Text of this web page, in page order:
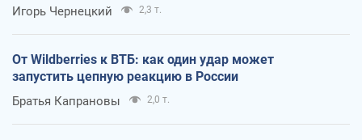
Игорь Чернецкий 2,3 т.
От Wildberries к ВТБ: как один удар может
запустить цепную реакцию в России
Братья Капрановы 2,0 т.